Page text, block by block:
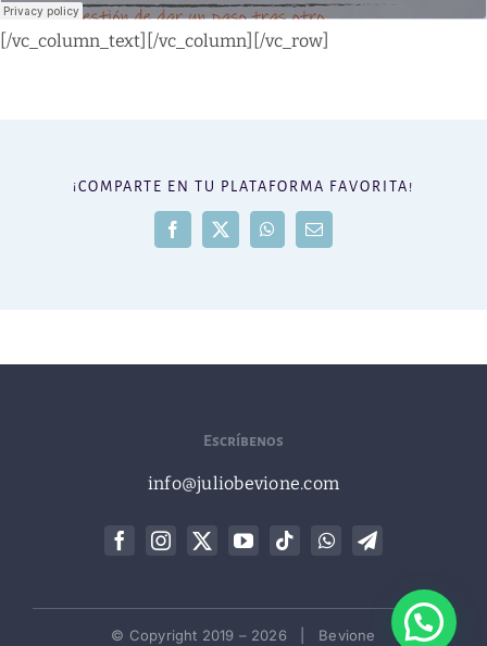
[/vc_column_text][/vc_column][/vc_row]
¡COMPARTE EN TU PLATAFORMA FAVORITA!
Facebook
X WhatsAppCorreo
Escríbenos
info@juliobevione.com
© Copyright 2019 – 2026 | Bevione